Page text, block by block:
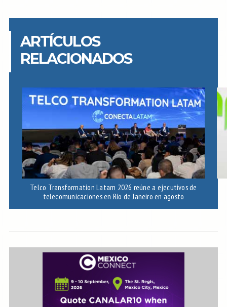
ARTÍCULOS
RELACIONADOS
Telco Transformation Latam 2026 reúne a ejecutivos de
telecomunicaciones en Río de Janeiro en agosto